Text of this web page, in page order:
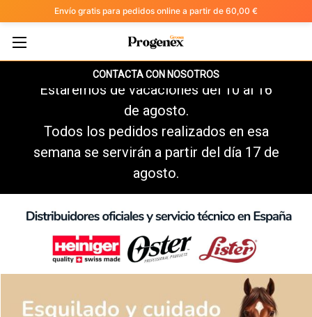
Envío gratis para pedidos online a partir de 60,00 €
CONTACTA CON NOSOTROS
Estaremos de vacaciones del 10 al 16
de agosto.
Todos los pedidos realizados en esa
semana se servirán a partir del día 17 de
agosto.